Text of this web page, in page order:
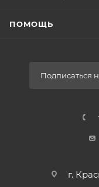
ПОМОЩЬ
Подписаться
г.